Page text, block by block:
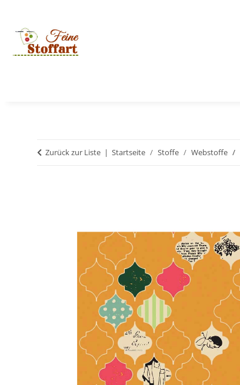
Zurück zur Liste Startseite Stoffe Webstoffe